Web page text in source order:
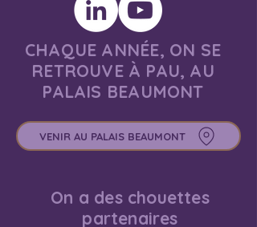
CHAQUE ANNÉE, ON SE
RETROUVE À PAU, AU
PALAIS BEAUMONT
VENIR AU PALAIS BEAUMONT
On a des chouettes
partenaires